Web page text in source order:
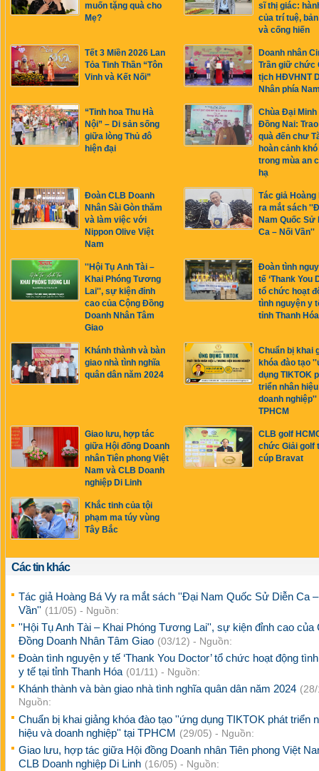
muốn tặng quà cho
Mẹ?
sĩ thị giác:
của trí tuệ,
và cống hiến
Tết 3 Miền 2026 Lan
Tỏa Tinh Thần “Tôn
Vinh và Kết Nối”
Doanh nhân
Trần giữ chức
tịch HĐVHNT
Nhân phía
“Tinh hoa Thu Hà
Nội” – Di sản sống
giữa lòng Thủ đô
hiện đại
Chùa Đại Minh
Đồng Nai:
quà đến chư
hoàn cảnh
trong mùa an
hạ
Đoàn CLB Doanh
Nhân Sài Gòn thăm
và làm việc với
Nippon Olive Việt
Nam
Tác giả Hoàng
ra mắt sách
Nam Quốc Sử
Ca – Nối Vần''
''Hội Tụ Anh Tài –
Khai Phóng Tương
Lai'', sự kiện đỉnh
cao của Cộng Đồng
Doanh Nhân Tâm
Giao
Đoàn tình
tế ‘Thank You
tổ chức hoạt
tình nguyện y
tỉnh Thanh Hóa
Khánh thành và bàn
giao nhà tình nghĩa
quân dân năm 2024
Chuẩn bị khai
khóa đào tạo
dụng TIKTOK
triển nhân
doanh nghiệp''
TPHCM
Giao lưu, hợp tác
giữa Hội đồng Doanh
nhân Tiên phong Việt
Nam và CLB Doanh
nghiệp Di Linh
CLB golf
chức Giải golf
cúp Bravat
Khắc tinh của tội
phạm ma túy vùng
Tây Bắc
Các tin khác
Tác giả Hoàng Bá Vy ra mắt sách ''Đại Nam Quốc Sử Diễn Ca
Vần'' (11/05) - Nguồn:
''Hội Tụ Anh Tài – Khai Phóng Tương Lai'', sự kiện đỉnh cao của
Đồng Doanh Nhân Tâm Giao (03/12) - Nguồn:
Đoàn tình nguyện y tế ‘Thank You Doctor’ tổ chức hoạt động
y tế tại tỉnh Thanh Hóa (01/11) - Nguồn:
Khánh thành và bàn giao nhà tình nghĩa quân dân năm 2024
Nguồn:
Chuẩn bị khai giảng khóa đào tạo ''ứng dụng TIKTOK phát triển
hiệu và doanh nghiệp'' tại TPHCM (29/05) - Nguồn:
Giao lưu, hợp tác giữa Hội đồng Doanh nhân Tiên phong Việt
CLB Doanh nghiệp Di Linh (16/05) - Nguồn: